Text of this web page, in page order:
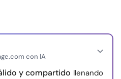
Escríbenos
con IA
y compartido llenando